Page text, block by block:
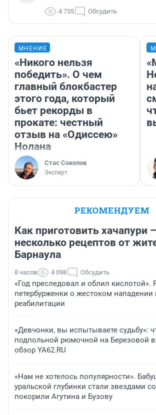
4 735 Обсудить
МНЕНИЕ
«Никого нельзя
победить». О чем
главный блокбастер
этого года, который
бьет рекорды в
прокате: честный
отзыв на «Одиссею»
Нолана
Стас Соколов
Эксперт
РЕКОМЕНДУЕМ
Как приготовить хачапури
несколько рецептов от
Барнаула
8 часов 4 098 Обсудить
«Год преследовал и облил кислотой».
петербурженки о жестоком нападении
реабилитации
«Девчонки, вы испытываете судьбу»:
подпольной рюмочной на Березовой
обзор YA62.RU
«Нам не хотелось популярности».
уральской глубинки стали звездами
покорили Агутина и Бузову